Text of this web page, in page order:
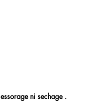
ni sechage .